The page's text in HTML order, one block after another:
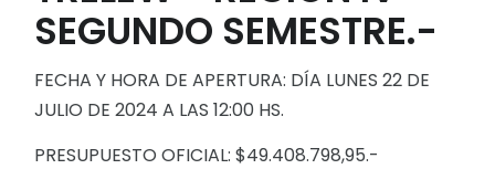
SEGUNDO SEMESTRE.-
FECHA Y HORA DE APERTURA: DÍA LUNES 22 DE
JULIO DE 2024 A LAS 12:00 HS.
PRESUPUESTO OFICIAL: $49.408.798,95.-